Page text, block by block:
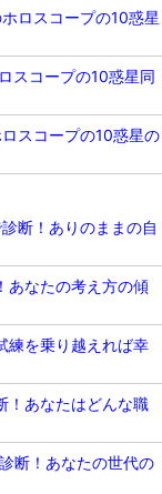
ロスコープの10惑星
スコープの10惑星同
スコープの10惑星の
断！ありのままの自
あなたの考え方の傾
練を乗り越えれば幸
！あなたはどんな職
断！あなたの世代の